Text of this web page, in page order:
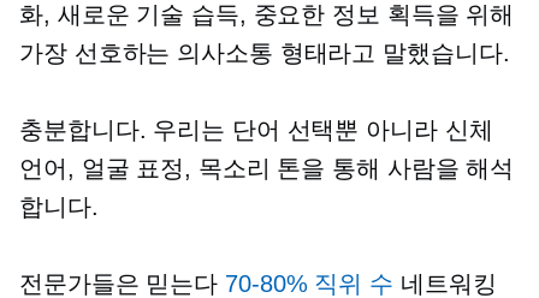
화, 새로운 기술 습득, 중요한 정보 획득을 위해
가장 선호하는 의사소통 형태라고 말했습니다.
충분합니다. 우리는 단어 선택뿐 아니라 신체
언어, 얼굴 표정, 목소리 톤을 통해 사람을 해석
합니다.
전문가들은 믿는다 70-80% 직위 수 네트워킹